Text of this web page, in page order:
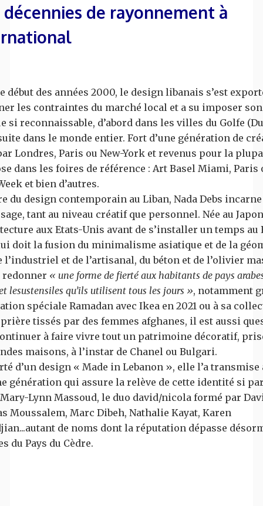
décennies de rayonnement à
début des années 2000, le design libanais s’est
les contraintes du marché local et a su imposer
si reconnaissable, d’abord dans les villes du Golfe
dans le monde entier. Fort d’une génération de
Londres, Paris ou New-York et revenus pour la
dans les foires de référence : Art Basel Miami, Paris
et bien d’autres.
du design contemporain au Liban, Nada Debs incarne
tant au niveau créatif que personnel. Née au
aux Etats-Unis avant de s’installer un temps au
doit la fusion du minimalisme asiatique et de la
l’industriel et de l’artisanal, du béton et de l’olivier
redonner « une forme de fierté aux habitants de pays
lesustensiles qu’ils utilisent tous les jours », notamment
spéciale Ramadan avec Ikea en 2021 ou à sa
tissés par des femmes afghanes, il est aussi
à faire vivre tout un patrimoine décoratif,
maisons, à l’instar de Chanel ou Bulgari.
d’un design « Made in Lebanon », elle l’a transmise
génération qui assure la relève de cette identité si
Lynn Massoud, le duo david/nicola formé par
Moussalem, Marc Dibeh, Nathalie Kayat, Karen
de noms dont la réputation dépasse
du Pays du Cèdre.